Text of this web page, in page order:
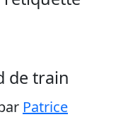
de train
Patrice